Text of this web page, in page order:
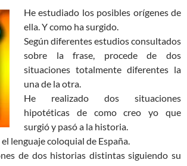
He estudiado los posibles orígenes de
ella. Y como ha surgido.
Según diferentes estudios consultados
sobre la frase, procede de dos
situaciones totalmente diferentes la
una de la otra.
He realizado dos situaciones
hipotéticas de como creo yo que
surgió y pasó a la historia.
lenguaje coloquial de España.
de dos historias distintas siguiendo su